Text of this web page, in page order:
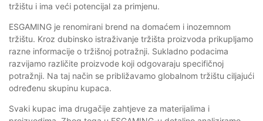
tržištu i ima veći potencijal za primjenu.
ESGAMING je renomirani brend na domaćem i inozemnom
tržištu. Kroz dubinsko istraživanje tržišta proizvoda prikupljamo
razne informacije o tržišnoj potražnji. Sukladno podacima
razvijamo različite proizvode koji odgovaraju specifičnoj
potražnji. Na taj način se približavamo globalnom tržištu ciljajući
određenu skupinu kupaca.
Svaki kupac ima drugačije zahtjeve za materijalima i